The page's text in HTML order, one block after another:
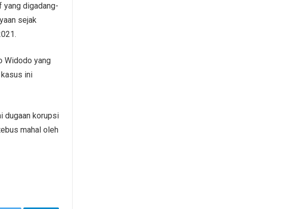
yang digadang-
sejak
Widodo yang
ini
dugaan korupsi
mahal oleh